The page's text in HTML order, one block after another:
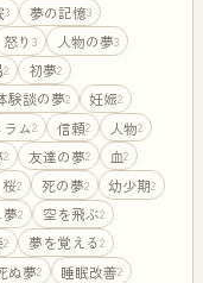
3 夢の記憶3
怒り3 人物の夢3
2 初夢2
験談の夢2 妊娠2
ラム2 信頼2 人物2
2 友達の夢2 血2
桜2 死の夢2 幼少期2
夢2 空を飛ぶ2
2 夢を覚える2
ぬ夢2 睡眠改善2